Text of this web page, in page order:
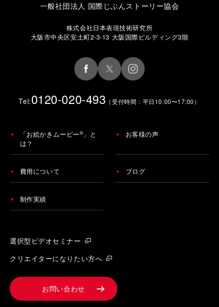
一般社団法人 国際じぶんストーリー協会
株式会社日本表現技術研究所
大阪市中央区安土町2-3-13 大阪国際ビルディング3階
Tel:0120-020-493 （受付時間：平日10:00〜17:00）
「お絵かきムービー® 」と
は？
お客様の声
費用について ブログ
制作実績
選択型ビデオセミナー
クリエイターになりたい方へ
お問い合わせ